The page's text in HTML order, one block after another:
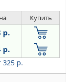
Купить
р.
р.
325 р.